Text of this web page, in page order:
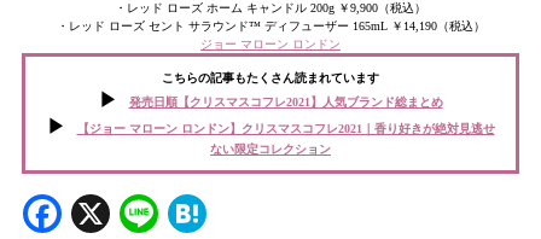
・レッド ローズ ホーム キャンドル 200g ￥9,900（税込）
・レッド ローズ セント サラウンド™ ディフューザー 165mL ￥14,190（税込）
ジョー マローン ロンドン
こちらの記事もたくさん読まれています
発売日順【クリスマスコフレ2021】人気ブランド総まとめ
【ジョー マローン ロンドン】クリスマスコフレ2021｜香り好きが絶対見逃せ
ない限定コレクション
Facebook
X Line